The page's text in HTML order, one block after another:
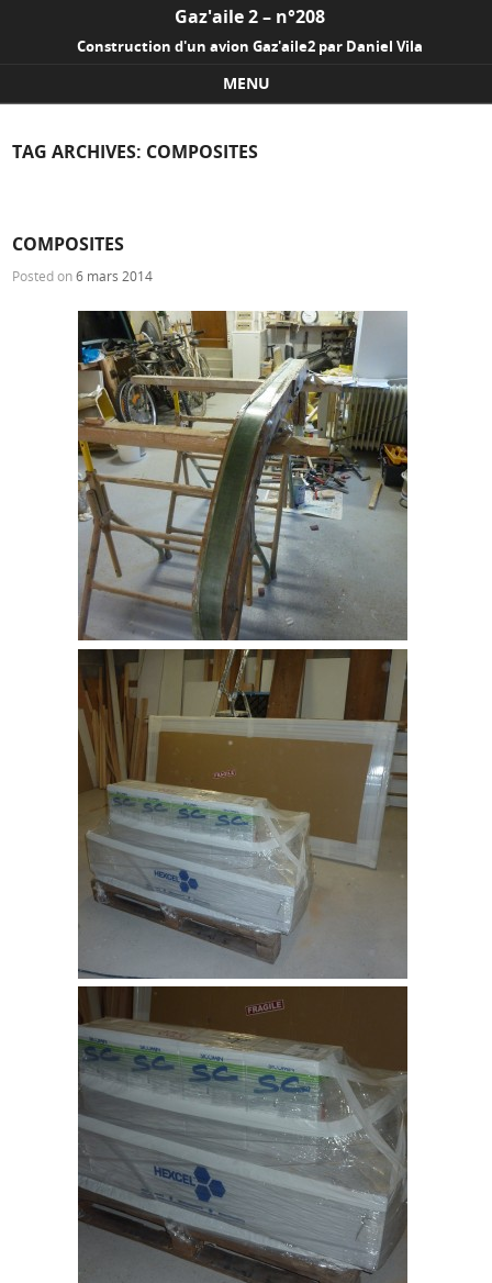
Gaz'aile 2 – n°208
Construction d'un avion Gaz'aile2 par Daniel Vila
MENU
TAG ARCHIVES: COMPOSITES
COMPOSITES
Posted on6 mars 2014